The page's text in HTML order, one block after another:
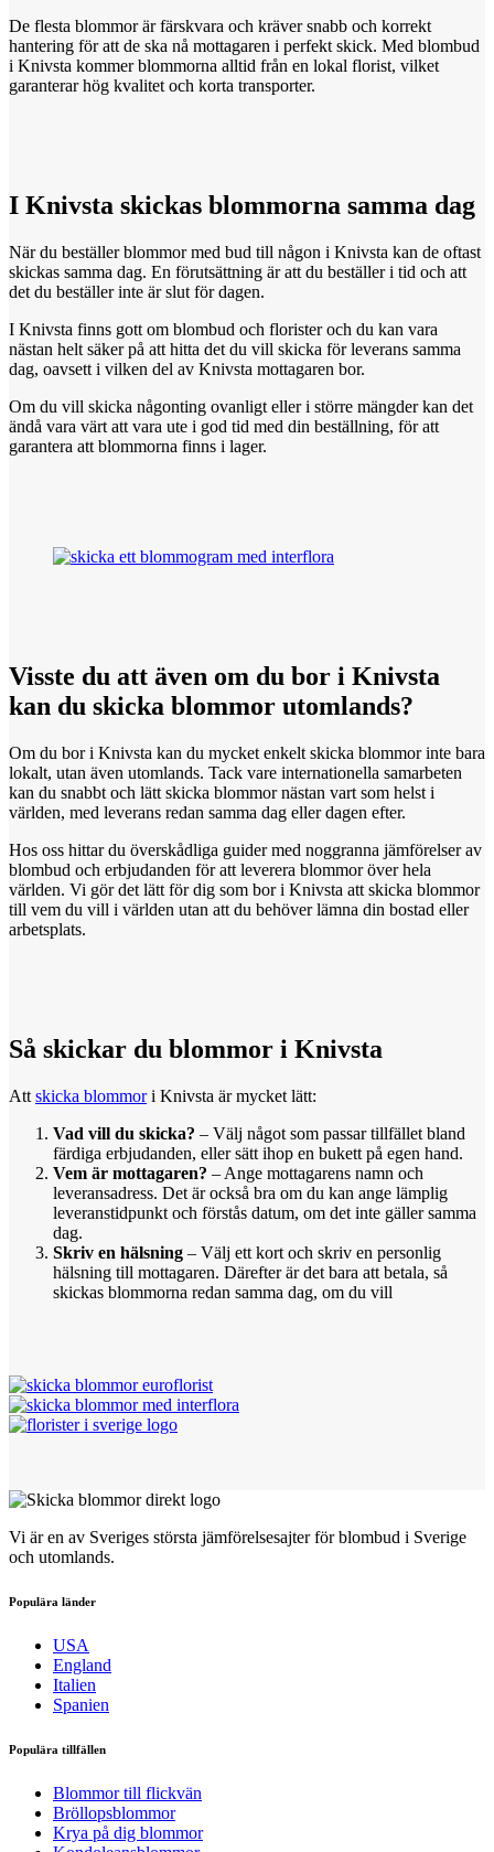
De flesta blommor är färskvara och kräver snabb och korrekt
hantering för att de ska nå mottagaren i perfekt skick. Med blombud
i Knivsta kommer blommorna alltid från en lokal florist, vilket
garanterar hög kvalitet och korta transporter.
I Knivsta skickas blommorna samma dag
När du beställer blommor med bud till någon i Knivsta kan de oftast
skickas samma dag. En förutsättning är att du beställer i tid och att
det du beställer inte är slut för dagen.
I Knivsta finns gott om blombud och florister och du kan vara
nästan helt säker på att hitta det du vill skicka för leverans samma
dag, oavsett i vilken del av Knivsta mottagaren bor.
Om du vill skicka någonting ovanligt eller i större mängder kan det
ändå vara värt att vara ute i god tid med din beställning, för att
garantera att blommorna finns i lager.
Visste du att även om du bor i Knivsta
kan du skicka blommor utomlands?
Om du bor i Knivsta kan du mycket enkelt skicka blommor inte bara
lokalt, utan även utomlands. Tack vare internationella samarbeten
kan du snabbt och lätt skicka blommor nästan vart som helst i
världen, med leverans redan samma dag eller dagen efter.
Hos oss hittar du överskådliga guider med noggranna jämförelser av
blombud och erbjudanden för att leverera blommor över hela
världen. Vi gör det lätt för dig som bor i Knivsta att skicka blommor
till vem du vill i världen utan att du behöver lämna din bostad eller
arbetsplats.
Så skickar du blommor i Knivsta
Att skicka blommori Knivsta är mycket lätt:
Vad vill du skicka? – Välj något som passar tillfället bland
färdiga erbjudanden, eller sätt ihop en bukett på egen hand.
Vem är mottagaren? – Ange mottagarens namn och
leveransadress. Det är också bra om du kan ange lämplig
leveranstidpunkt och förstås datum, om det inte gäller samma
dag.
Skriv en hälsning – Välj ett kort och skriv en personlig
hälsning till mottagaren. Därefter är det bara att betala, så
skickas blommorna redan samma dag, om du vill
Vi är en av Sveriges största jämförelsesajter för blombud i Sverige
och utomlands.
Populära länder
USA
England
Italien
Spanien
Populära tillfällen
Blommor till flickvän
Bröllopsblommor
Krya på dig blommor